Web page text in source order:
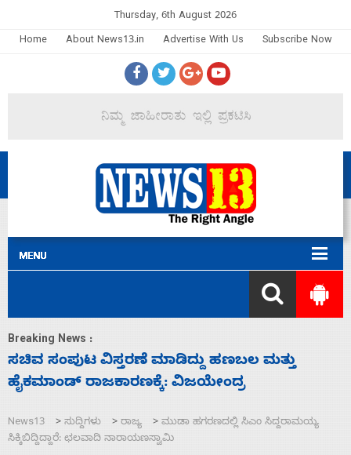
Thursday, 6th August 2026
Home
About News13.in Advertise With Us Subscribe Now
Breaking News :
‘ಕಳೆದ 3-4 ವರ್ಷಗಳಲ್ಲಿ 40 ಲಷ್ಕರ್ ಸದಸ್ಯರನ್ನು ಸದ್ದಿಲ್ಲದೆ
ಮುಗಿಸಿದೆ ಭಾರತ
News13 > ಸುದ್ದಿಗಳು > ರಾಜ್ಯ > ಮುಡಾ ಹಗರಣದಲ್ಲಿ ಸಿಎಂ ಸಿದ್ದರಾಮಯ್ಯ
ಸಿಕ್ಕಿಬಿದ್ದಿದ್ದಾರೆ: ಛಲವಾದಿ ನಾರಾಯಣಸ್ವಾಮಿ